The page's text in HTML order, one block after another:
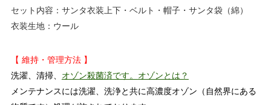
セット内容：サンタ衣装上下・ベルト・帽子・サンタ袋（綿）
衣装生地：ウール
【 維持・管理方法 】
洗濯、清掃、 オゾン殺菌済です。 オゾンとは？
メンテナンスには洗濯、洗浄と共に高濃度オゾン（自然界にある